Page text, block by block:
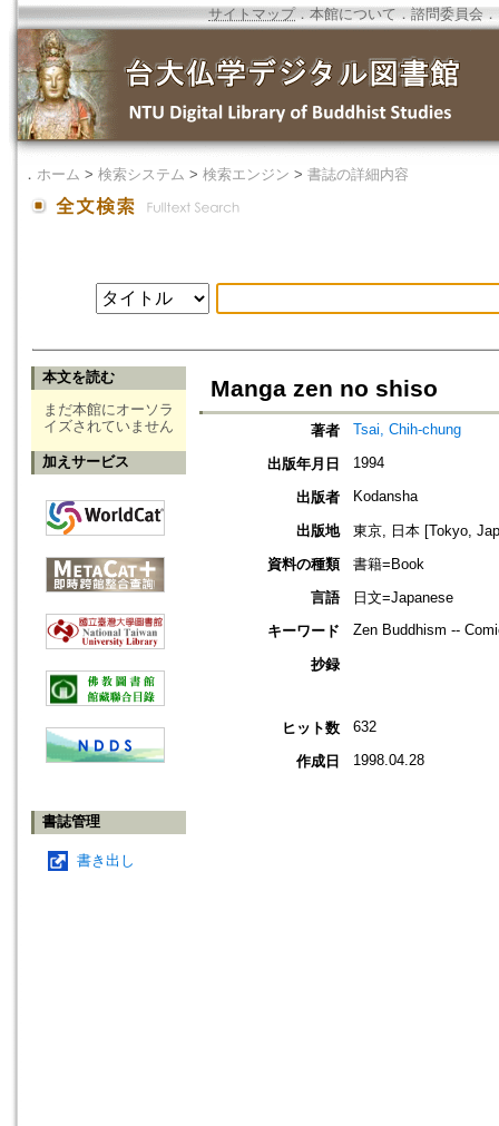
サイトマップ．本館について ． 諮問委員会 ．
． ホーム > 検索システム > 検索エンジン > 書誌の詳細内容
本文を読む
まだ本館にオーソラ
イズされていません
加えサービス
書誌管理
書き出し
Manga zen no shiso
著者 Tsai, Chih-chung
出版年月日 1994
出版者 Kodansha
出版地
東京, 日本 [Tokyo,
資料の種類
書籍=Book
言語
日文=Japanese
キーワード
Zen Buddhism --
抄録
ヒット数 632
作成日 1998.04.28